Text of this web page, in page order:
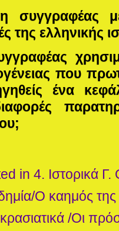
συγγραφέας
της ελληνικής
που
ένα
in 4. Ιστορικά Γ.
Ο καημός της
/Οι